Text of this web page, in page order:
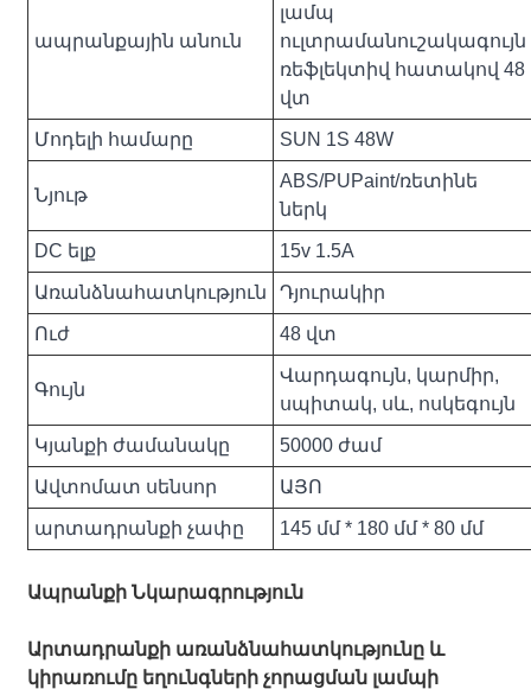
ապրանքային անուն
լամպ
ուլտրամանուշակագույն
ռեֆլեկտիվ հատակով 48
վտ
Մոդելի համարը SUN 1S 48W
Նյութ
ABS/PUPaint/ռետինե
ներկ
DC ելք 15v 1.5A
Առանձնահատկություն Դյուրակիր
Ուժ 48 վտ
Գույն
Վարդագույն, կարմիր,
սպիտակ, սև, ոսկեգույն
Կյանքի ժամանակը 50000 ժամ
Ավտոմատ սենսոր ԱՅՈ
արտադրանքի չափը 145 մմ * 180 մմ * 80 մմ
Ապրանքի Նկարագրություն
Արտադրանքի առանձնահատկությունը և
կիրառումը եղունգների չորացման լամպի